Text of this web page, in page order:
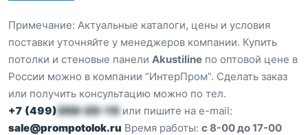
Примечание: Актуальные каталоги, цены и условия
поставки уточняйте у менеджеров компании. Купить
потолки и стеновые панели Akustiline по оптовой цене в
России можно в компании “ИнтерПром”. Сделать заказ
или получить консультацию можно по тел.
+7 (499)350-25-15или пишите на e-mail:
sale@prompotolok.ru Время работы: с 8-00 до 17-00